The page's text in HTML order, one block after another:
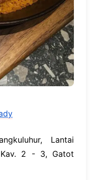
Lantai
2 - 3, Gatot